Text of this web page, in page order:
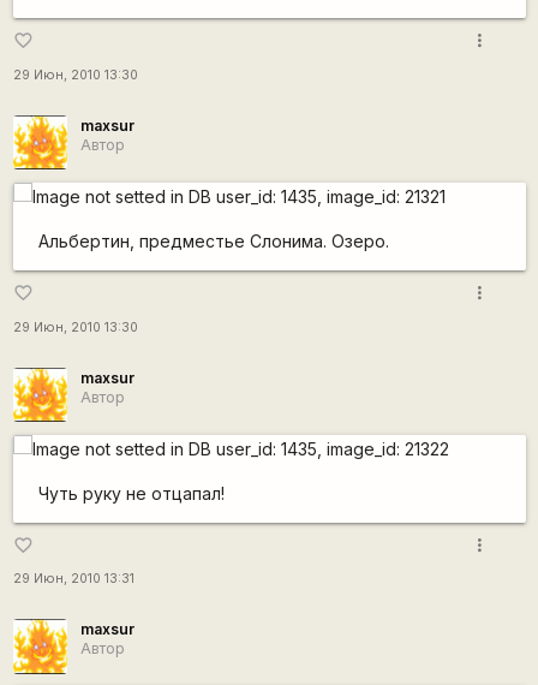
favorite_border
29 Июн, 2010 13:30
more_vert
maxsur
Автор
Альбертин, предместье Слонима. Озеро.
favorite_border
29 Июн, 2010 13:30
more_vert
maxsur
Автор
Чуть руку не отцапал!
favorite_border
29 Июн, 2010 13:31
more_vert
maxsur
Автор